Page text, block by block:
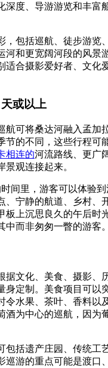
深度、导游游览和丰富
，包括巡航、徒步游览
河和更宽阔河段的风景
适合摄影爱好者、文化
或以上
航可将桑达河融入孟加
节的不同，这些行程可
相连的河流路线、更广
景观连接起来。
间里，游客可以体验
、宁静的航道、乡村、
板上沉思良久的午后时
中而非匆匆一瞥的游客。
据文化、美食、摄影、
身定制。美食项目可以
令水果、茶叶、香料以
酒为中心的巡航，因为
包括遗产庄园、传统工
巡游的重点可能是渡口